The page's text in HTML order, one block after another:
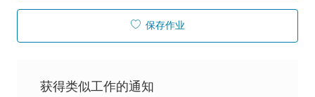
保存作业
获得类似工作的通知